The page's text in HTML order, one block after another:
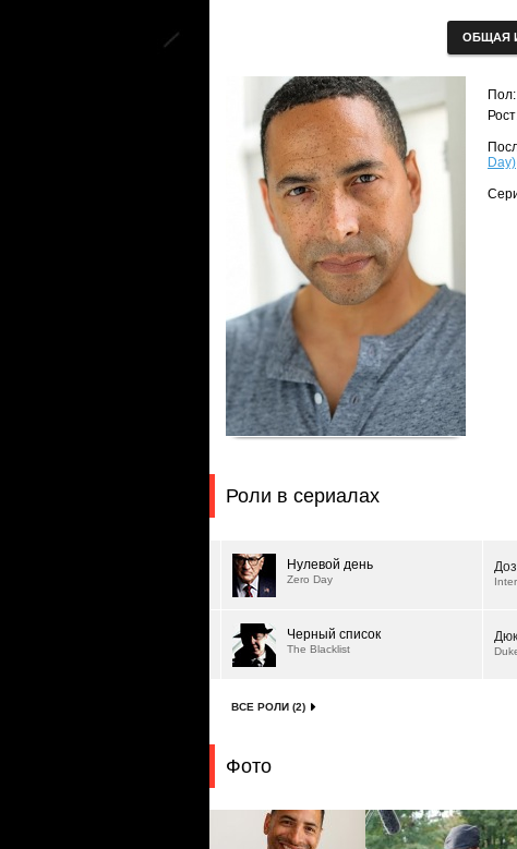
ОБЩАЯ
Day)
Роли в сериалах
Нулевой день
Zero Day
Черный список
The Blacklist
ВСЕ РОЛИ (2)
Фото